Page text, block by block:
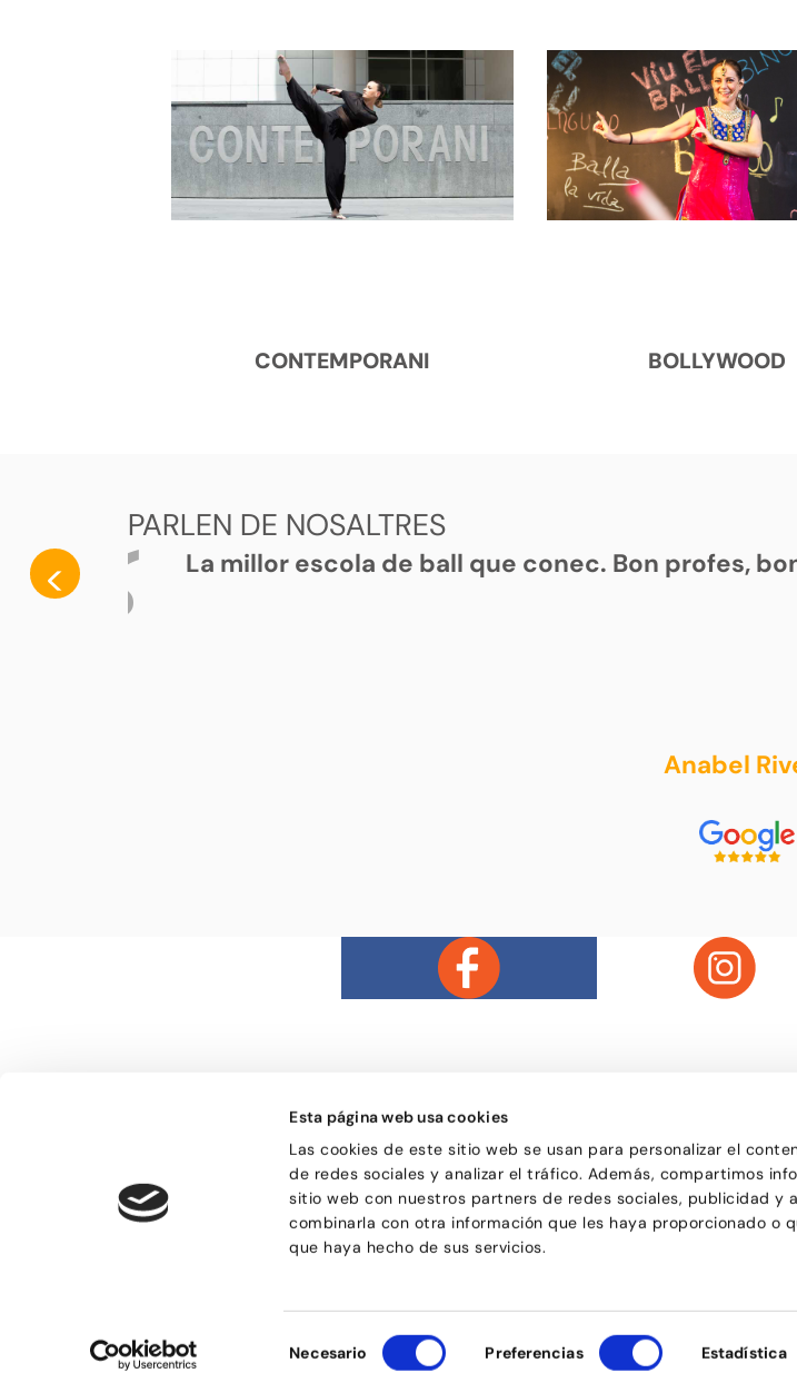
Esta página web usa cookies
Las cookies de este sitio web se usan para personalizar el
de redes sociales y analizar el tráfico. Además, compartimos
sitio web con nuestros partners de redes sociales, publicidad y
combinarla con otra información que les haya proporcionado o
que haya hecho de sus servicios.
de
Necesario Preferencias Estadística
CONTEMPORANI BOLLYWOOD
PARLEN DE NOSALTRES
< La millor escola de ball que conec. Bon profes,
Anabel
Bailongu és una escola de ball de Barcelona, on
gent molt diversa i de totes les edats descobreix
el gust per aprendre a ballar i troba en el ball una
manera de passar-ho bé i de compartir
sensacions.